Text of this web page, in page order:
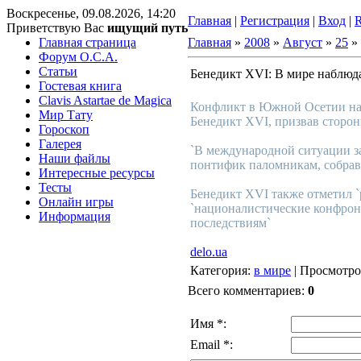
Воскресенье, 09.08.2026, 14:20
Приветствую Вас ищущий путь
Главная | Регистрация | Вход |
Главная страница
Форум O.C.A.
Статьи
Гостевая книга
Clavis Astartae de Magica
Мир Тату
Гороскоп
Галерея
Наши файлы
Интересные ресурсы
Тесты
Онлайн игры
Информация
Главная » 2008 » Август » 25 »
Бенедикт XVI: В мире
Конфликт в Южной Осетии
Бенедикт XVI, призвав
`В международной ситуации
понтифик паломникам,
Бенедикт XVI также отметил
`националистические
последствиям`
delo.ua
Категория: в мире |
Всего комментариев: 0
Имя *:
Email *: